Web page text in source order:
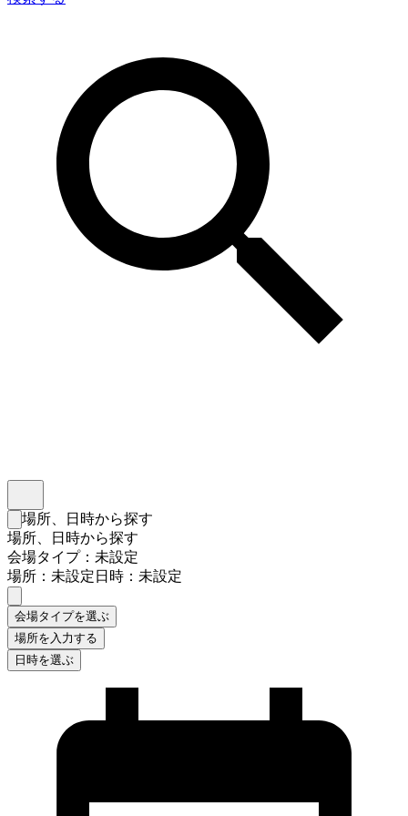
検索フォームを閉じる
場所、日時から探す
場所、日時から探す
会場タイプ：未設定
場所：未設定日時：未設定
会場タイプを選ぶ
場所を入力する
日時を選ぶ